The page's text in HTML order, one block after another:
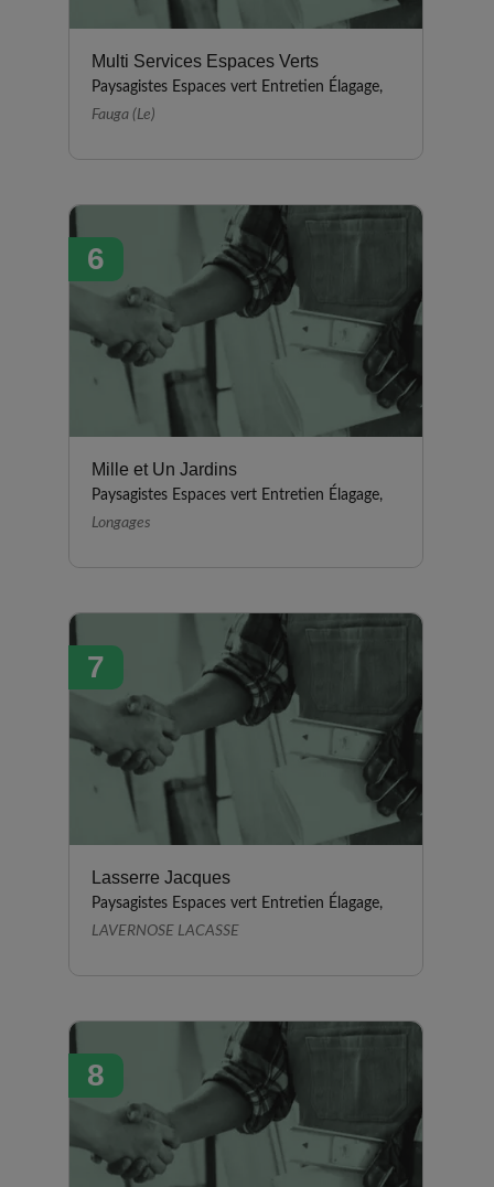
Multi Services Espaces Verts
Paysagistes Espaces vert Entretien Élagage,
Fauga (Le)
6
Mille et Un Jardins
Paysagistes Espaces vert Entretien Élagage,
Longages
7
Lasserre Jacques
Paysagistes Espaces vert Entretien Élagage,
LAVERNOSE LACASSE
8